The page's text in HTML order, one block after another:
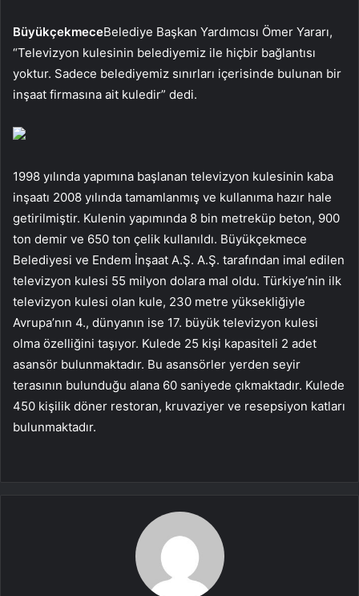
BüyükçekmeceBelediye Başkan Yardımcısı Ömer Yararı,
“Televizyon kulesinin belediyemiz ile hiçbir bağlantısı
yoktur. Sadece belediyemiz sınırları içerisinde bulunan bir
inşaat firmasına ait kuledir” dedi.
1998 yılında yapımına başlanan televizyon kulesinin kaba
inşaatı 2008 yılında tamamlanmış ve kullanıma hazır hale
getirilmiştir. Kulenin yapımında 8 bin metreküp beton, 900
ton demir ve 650 ton çelik kullanıldı. Büyükçekmece
Belediyesi ve Endem İnşaat A.Ş. A.Ş. tarafından imal edilen
televizyon kulesi 55 milyon dolara mal oldu. Türkiye’nin ilk
televizyon kulesi olan kule, 230 metre yüksekliğiyle
Avrupa’nın 4., dünyanın ise 17. büyük televizyon kulesi
olma özelliğini taşıyor. Kulede 25 kişi kapasiteli 2 adet
asansör bulunmaktadır. Bu asansörler yerden seyir
terasının bulunduğu alana 60 saniyede çıkmaktadır. Kulede
450 kişilik döner restoran, kruvaziyer ve resepsiyon katları
bulunmaktadır.